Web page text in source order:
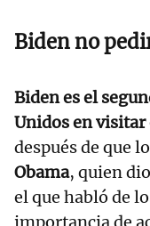
Biden no
Biden es el
Unidos en visitar
después de que
Obama, quien
el que habló de